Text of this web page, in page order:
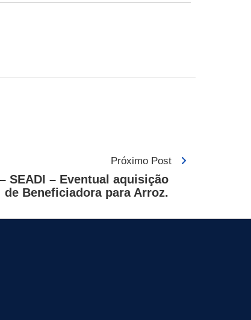
Próximo Post
SEADI – Eventual aquisição
de Beneficiadora para Arroz.